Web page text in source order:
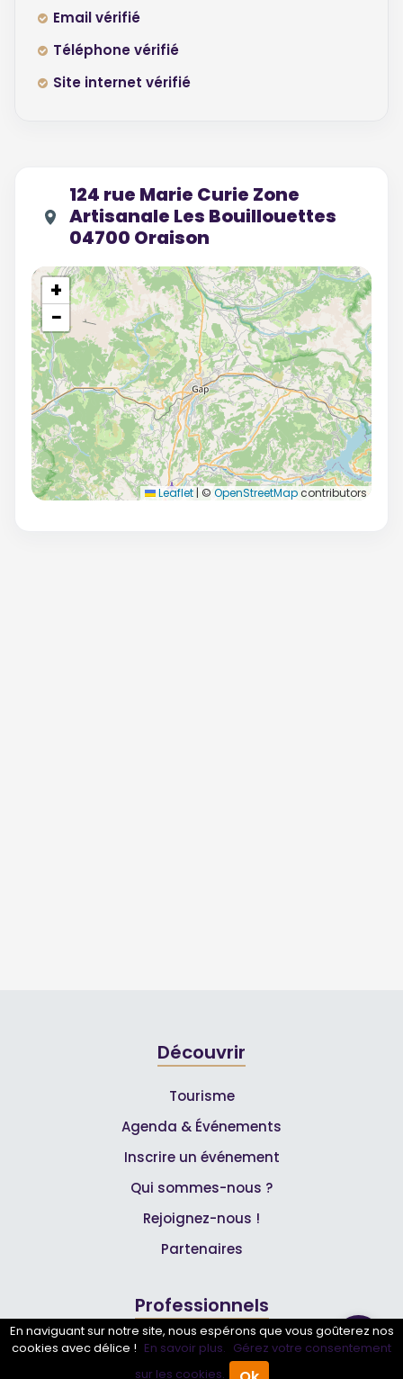
Email vérifié
Téléphone vérifié
Site internet vérifié
124 rue Marie Curie Zone
Artisanale Les Bouillouettes
04700 Oraison
+
−
Leaflet | © OpenStreetMapcontributors
Découvrir
Tourisme
Agenda & Événements
Inscrire un événement
Qui sommes-nous ?
Rejoignez-nous !
Partenaires
Professionnels
Annuaire pro
En naviguant sur notre site, nous espérons que vous goûterez nos
cookies avec délice ! En savoir plus. Gérez votre consentement
sur les cookies.